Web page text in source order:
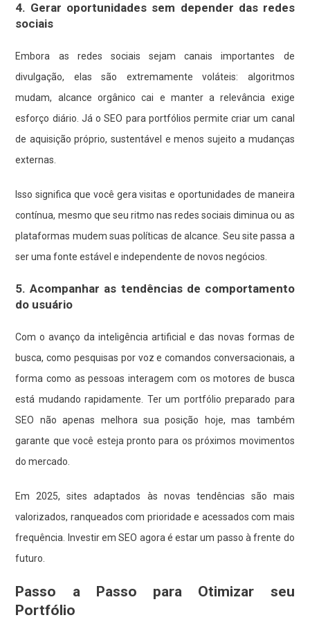
4. Gerar oportunidades sem depender das redes
sociais
Embora as redes sociais sejam canais importantes de
divulgação, elas são extremamente voláteis: algoritmos
mudam, alcance orgânico cai e manter a relevância exige
esforço diário. Já o SEO para portfólios permite criar um canal
de aquisição próprio, sustentável e menos sujeito a mudanças
externas.
Isso significa que você gera visitas e oportunidades de maneira
contínua, mesmo que seu ritmo nas redes sociais diminua ou as
plataformas mudem suas políticas de alcance. Seu site passa a
ser uma fonte estável e independente de novos negócios.
5. Acompanhar as tendências de comportamento
do usuário
Com o avanço da inteligência artificial e das novas formas de
busca, como pesquisas por voz e comandos conversacionais, a
forma como as pessoas interagem com os motores de busca
está mudando rapidamente. Ter um portfólio preparado para
SEO não apenas melhora sua posição hoje, mas também
garante que você esteja pronto para os próximos movimentos
do mercado.
Em 2025, sites adaptados às novas tendências são mais
valorizados, ranqueados com prioridade e acessados com mais
frequência. Investir em SEO agora é estar um passo à frente do
futuro.
Passo a Passo para Otimizar seu
Portfólio